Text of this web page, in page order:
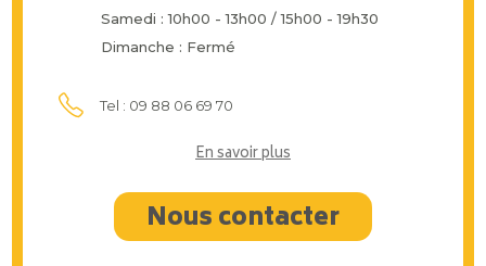
Samedi : 10h00 - 13h00 / 15h00 - 19h30
Dimanche : Fermé
Tel : 09 88 06 69 70
En savoir plus
Nous contacter